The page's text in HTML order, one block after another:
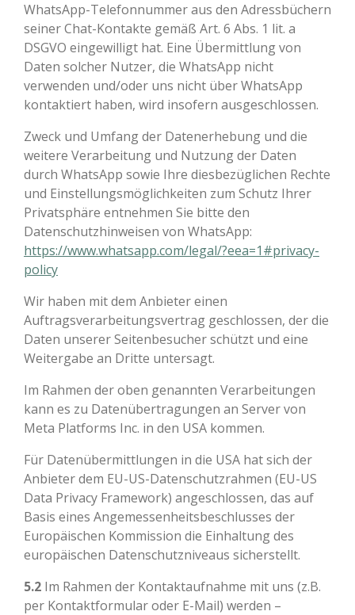
WhatsApp-Telefonnummer aus den Adressbüchern
seiner Chat-Kontakte gemäß Art. 6 Abs. 1 lit. a
DSGVO eingewilligt hat. Eine Übermittlung von
Daten solcher Nutzer, die WhatsApp nicht
verwenden und/oder uns nicht über WhatsApp
kontaktiert haben, wird insofern ausgeschlossen.
Zweck und Umfang der Datenerhebung und die
weitere Verarbeitung und Nutzung der Daten
durch WhatsApp sowie Ihre diesbezüglichen Rechte
und Einstellungsmöglichkeiten zum Schutz Ihrer
Privatsphäre entnehmen Sie bitte den
Datenschutzhinweisen von WhatsApp:
https://www.whatsapp.com/legal/?eea=1#privacy-
policy
Wir haben mit dem Anbieter einen
Auftragsverarbeitungsvertrag geschlossen, der die
Daten unserer Seitenbesucher schützt und eine
Weitergabe an Dritte untersagt.
Im Rahmen der oben genannten Verarbeitungen
kann es zu Datenübertragungen an Server von
Meta Platforms Inc. in den USA kommen.
Für Datenübermittlungen in die USA hat sich der
Anbieter dem EU-US-Datenschutzrahmen (EU-US
Data Privacy Framework) angeschlossen, das auf
Basis eines Angemessenheitsbeschlusses der
Europäischen Kommission die Einhaltung des
europäischen Datenschutzniveaus sicherstellt.
5.2 Im Rahmen der Kontaktaufnahme mit uns (z.B.
per Kontaktformular oder E-Mail) werden –